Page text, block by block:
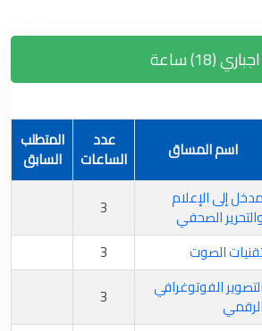
(18) ساعة
اسم المساق عدد
الساعات
المتطلب
السابق
مدخل إلى الإعلام
والتحرير الصحفي
3
الصوت
3
التصوير الفوتوغرافي
الرقمي
3